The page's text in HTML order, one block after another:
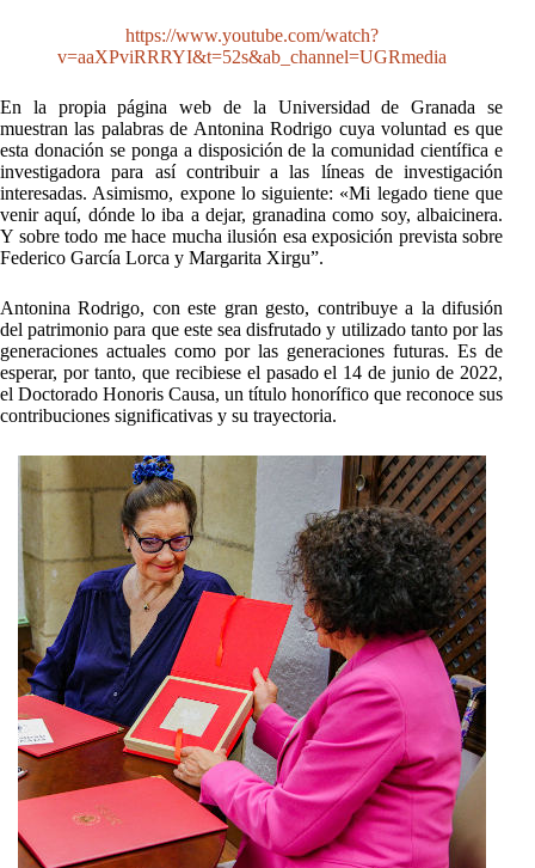
https://www.youtube.com/watch?
v=aaXPviRRRYI&t=52s&ab_channel=UGRmedia
En la propia página web de la Universidad de Granada se
muestran las palabras de Antonina Rodrigo cuya voluntad es que
esta donación se ponga a disposición de la comunidad científica e
investigadora para así contribuir a las líneas de investigación
interesadas. Asimismo, expone lo siguiente: «Mi legado tiene que
venir aquí, dónde lo iba a dejar, granadina como soy, albaicinera.
Y sobre todo me hace mucha ilusión esa exposición prevista sobre
Federico García Lorca y Margarita Xirgu”.
Antonina Rodrigo, con este gran gesto, contribuye a la difusión
del patrimonio para que este sea disfrutado y utilizado tanto por las
generaciones actuales como por las generaciones futuras. Es de
esperar, por tanto, que recibiese el pasado el 14 de junio de 2022,
el Doctorado Honoris Causa, un título honorífico que reconoce sus
contribuciones significativas y su trayectoria.